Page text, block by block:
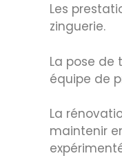
Les
zinguerie.
La pose
équipe de
La
maintenir